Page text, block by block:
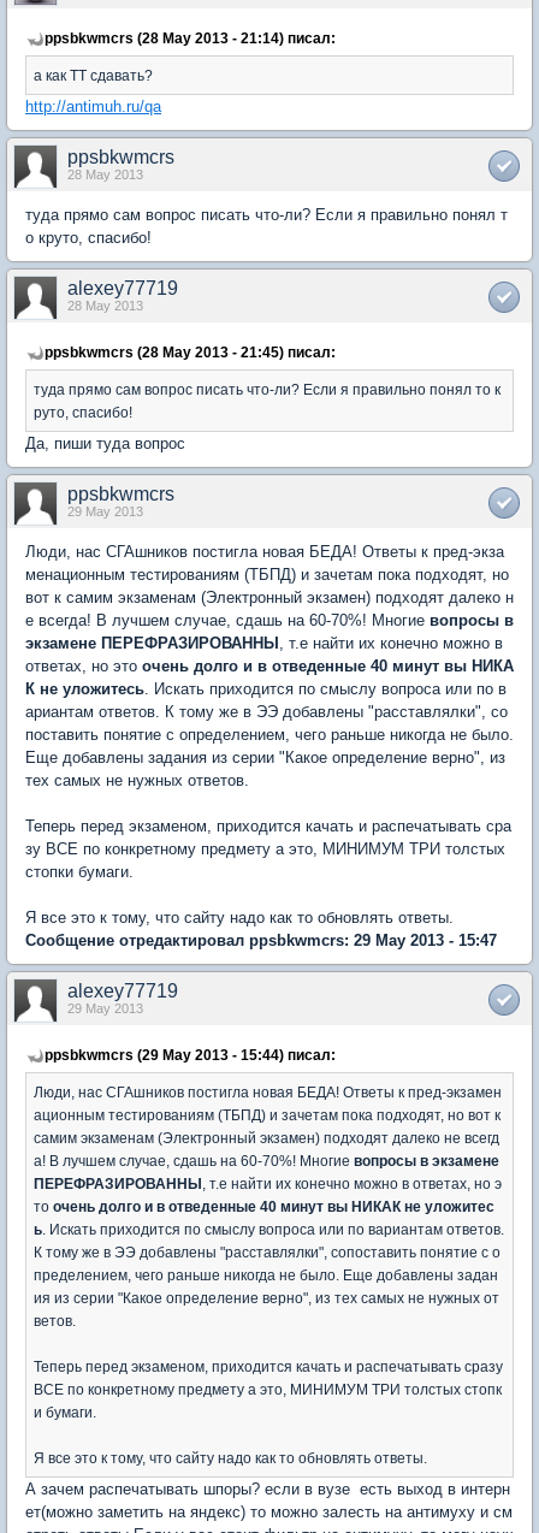
ppsbkwmcrs (28 May 2013 - 21:14) писал:
а как ТТ сдавать?
http://antimuh.ru/qa
ppsbkwmcrs
28 May 2013
туда прямо сам вопрос писать что-ли? Если я правильно понял т
о круто, спасибо!
alexey77719
28 May 2013
ppsbkwmcrs (28 May 2013 - 21:45) писал:
туда прямо сам вопрос писать что-ли? Если я правильно понял то к
руто, спасибо!
Да, пиши туда вопрос
ppsbkwmcrs
29 May 2013
Люди, нас СГАшников постигла новая БЕДА! Ответы к пред-экза
менационным тестированиям (ТБПД) и зачетам пока подходят, но
вот к самим экзаменам (Электронный экзамен) подходят далеко н
е всегда! В лучшем случае, сдашь на 60-70%! Многие вопросы в
экзамене ПЕРЕФРАЗИРОВАННЫ , т.е найти их конечно можно в
ответах, но это очень долго и в отведенные 40 минут вы НИКА
К не уложитесь. Искать приходится по смыслу вопроса или по в
ариантам ответов. К тому же в ЭЭ добавлены "расставлялки", со
поставить понятие с определением, чего раньше никогда не было.
Еще добавлены задания из серии "Какое определение верно", из
тех самых не нужных ответов.
Теперь перед экзаменом, приходится качать и распечатывать сра
зу ВСЕ по конкретному предмету а это, МИНИМУМ ТРИ толстых
стопки бумаги.
Я все это к тому, что сайту надо как то обновлять ответы.
Сообщение отредактировал ppsbkwmcrs: 29 May 2013 - 15:47
alexey77719
29 May 2013
ppsbkwmcrs (29 May 2013 - 15:44) писал:
Люди, нас СГАшников постигла новая БЕДА! Ответы к пред-экзамен
ационным тестированиям (ТБПД) и зачетам пока подходят, но вот к
самим экзаменам (Электронный экзамен) подходят далеко не всегд
а! В лучшем случае, сдашь на 60-70%! Многие вопросы в экзамене
ПЕРЕФРАЗИРОВАННЫ , т.е найти их конечно можно в ответах, но э
то очень долго и в отведенные 40 минут вы НИКАК не уложитес
ь . Искать приходится по смыслу вопроса или по вариантам ответов.
К тому же в ЭЭ добавлены "расставлялки", сопоставить понятие с о
пределением, чего раньше никогда не было. Еще добавлены задан
ия из серии "Какое определение верно", из тех самых не нужных от
ветов.
Теперь перед экзаменом, приходится качать и распечатывать сразу
ВСЕ по конкретному предмету а это, МИНИМУМ ТРИ толстых стопк
и бумаги.
Я все это к тому, что сайту надо как то обновлять ответы.
А зачем распечатывать шпоры? если в вузе есть выход в интерн
ет(можно заметить на яндекс) то можно залесть на антимуху и см